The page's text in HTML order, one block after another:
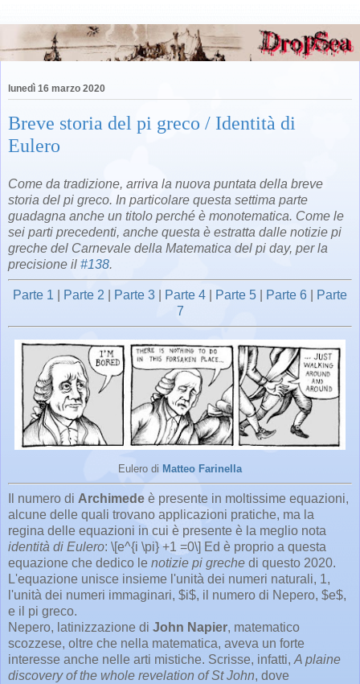
lunedì 16 marzo 2020
Breve storia del pi greco / Identità di
Eulero
Come da tradizione, arriva la nuova puntata della breve
storia del pi greco. In particolare questa settima parte
guadagna anche un titolo perché è monotematica. Come le
sei parti precedenti, anche questa è estratta dalle notizie pi
greche del Carnevale della Matematica del pi day, per la
precisione il #138.
Parte 1 Parte 2 Parte 3 Parte 4 Parte 5 Parte 6
Parte
7
Eulero di Matteo Farinella
Il numero di Archimede è presente in moltissime equazioni,
alcune delle quali trovano applicazioni pratiche, ma la
regina delle equazioni in cui è presente è la meglio nota
identità di Eulero: \[e^{i \pi} +1 =0\] Ed è proprio a questa
equazione che dedico le notizie pi greche di questo 2020.
L'equazione unisce insieme l'unità dei numeri naturali, 1,
l'unità dei numeri immaginari, $i$, il numero di Nepero, $e$,
e il pi greco.
Nepero, latinizzazione di John Napier, matematico
scozzese, oltre che nella matematica, aveva un forte
interesse anche nelle arti mistiche. Scrisse, infatti, A plaine
discovery of the whole revelation of St John, dove